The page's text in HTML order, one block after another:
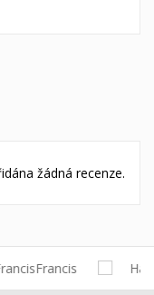
žádná recenze.